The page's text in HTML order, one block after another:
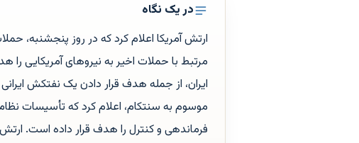
در یک نگاه
ارتش آمریکا اعلام کرد که در روز پنجشنبه،
مرتبط با حملات اخیر به نیروهای آمریکایی
ایران، از جمله هدف قرار دادن یک نفتکش
موسوم به سنتکام، اعلام کرد که تأسیسات
فرماندهی و کنترل را هدف قرار داده است.